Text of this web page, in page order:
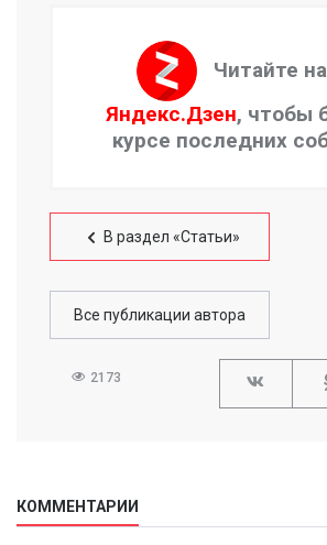
Читайте
Яндекс.Дзен, чтобы
курсе последних
В раздел «Статьи»
Все публикации автора
2173
КОММЕНТАРИИ